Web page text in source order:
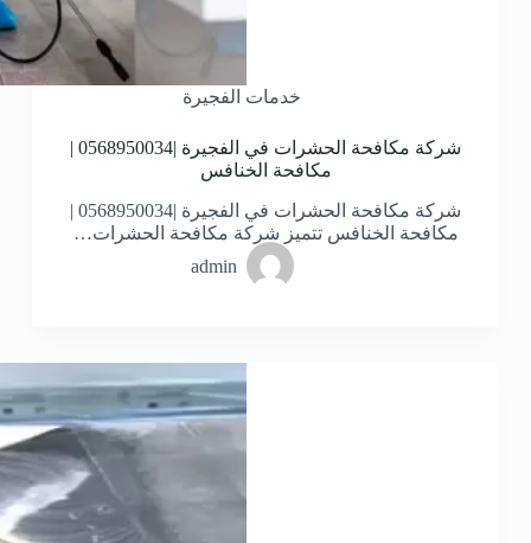
خدمات الفجيرة
شركة مكافحة الحشرات في الفجيرة |0568950034 |
مكافحة الخنافس
شركة مكافحة الحشرات في الفجيرة |0568950034 |
مكافحة الخنافس تتميز شركة مكافحة الحشرات…
admin